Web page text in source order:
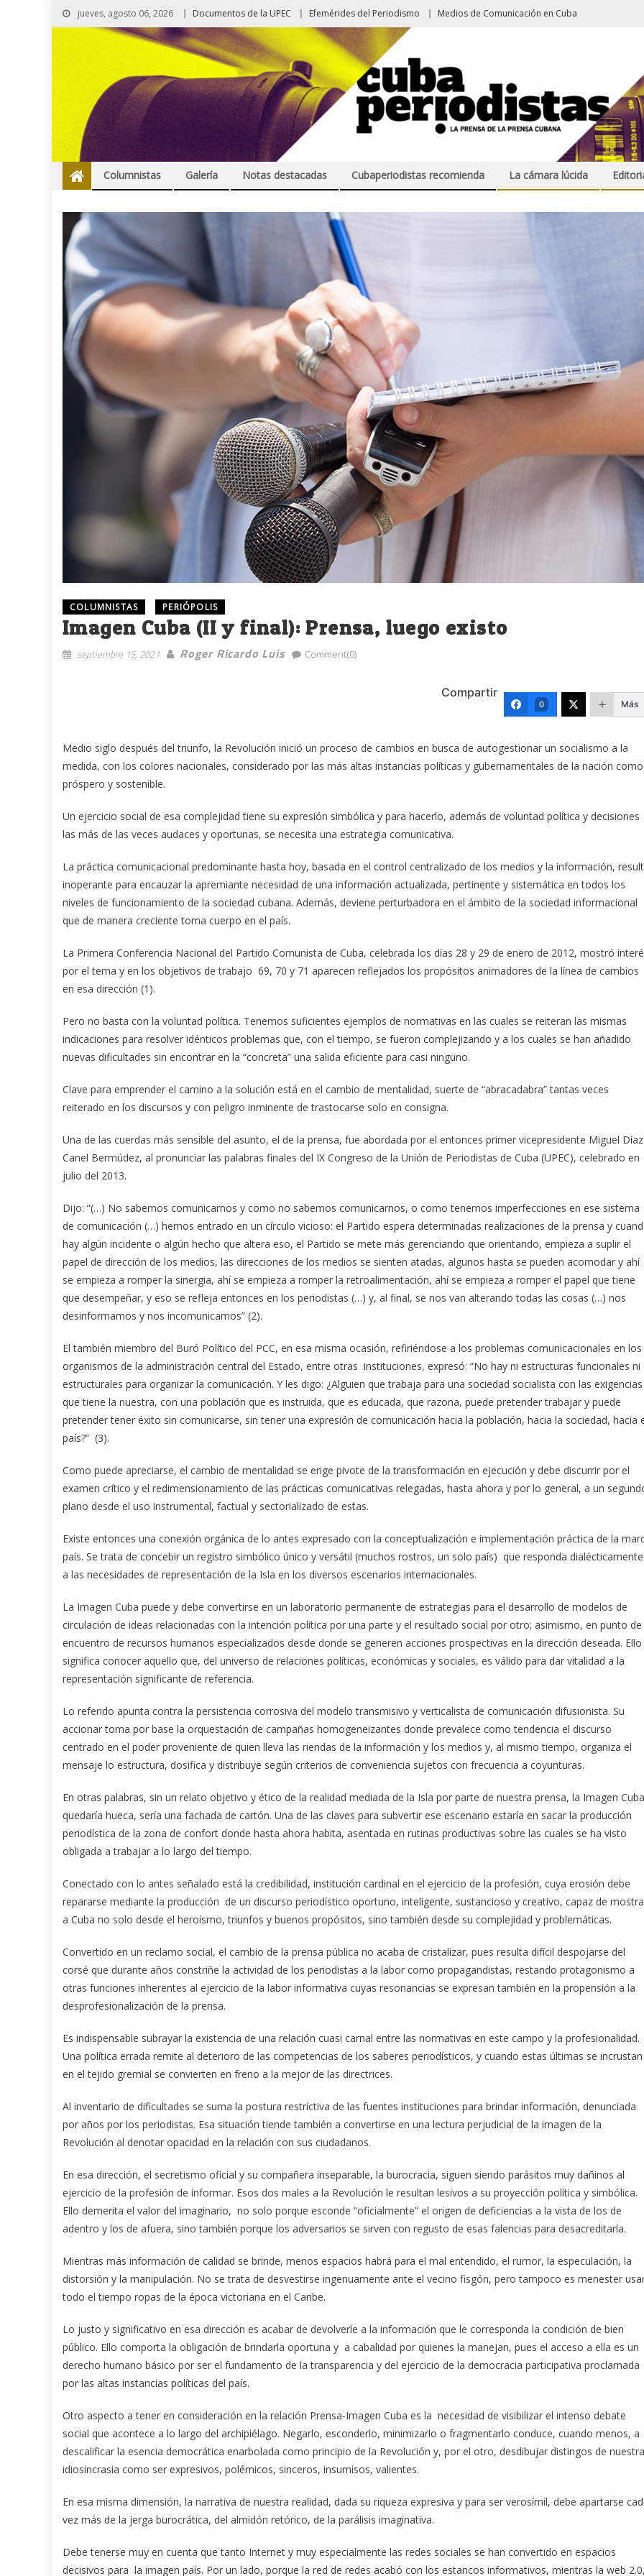
jueves, agosto 06, 2026 Documentos de la UPEC Efemérides del Periodismo Medios de Comunicación en Cuba
Columnistas Galería Notas destacadas Cubaperiodistas recomienda La cámara lúcida
COLUMNISTAS PERIÓPOLIS
Imagen Cuba (II y final): Prensa, luego existo
septiembre 15, 2021 Roger Ricardo Luis Comment(0)
Compartir
0 Más
Medio siglo después del triunfo, la Revolución inició un proceso de cambios en busca de autogestionar un socialismo a la
medida, con los colores nacionales, considerado por las más altas instancias políticas y gubernamentales de la nación como
próspero y sostenible.
Un ejercicio social de esa complejidad tiene su expresión simbólica y para hacerlo, además de voluntad política y decisiones
las más de las veces audaces y oportunas, se necesita una estrategia comunicativa.
La práctica comunicacional predominante hasta hoy, basada en el control centralizado de los medios y la información,
inoperante para encauzar la apremiante necesidad de una información actualizada, pertinente y sistemática en todos los
niveles de funcionamiento de la sociedad cubana. Además, deviene perturbadora en el ámbito de la sociedad informacional
que de manera creciente toma cuerpo en el país.
La Primera Conferencia Nacional del Partido Comunista de Cuba, celebrada los días 28 y 29 de enero de 2012, mostró
por el tema y en los objetivos de trabajo 69, 70 y 71 aparecen reflejados los propósitos animadores de la línea de cambios
en esa dirección (1).
Pero no basta con la voluntad política. Tenemos suficientes ejemplos de normativas en las cuales se reiteran las mismas
indicaciones para resolver idénticos problemas que, con el tiempo, se fueron complejizando y a los cuales se han añadido
nuevas dificultades sin encontrar en la “concreta” una salida eficiente para casi ninguno.
Clave para emprender el camino a la solución está en el cambio de mentalidad, suerte de “abracadabra” tantas veces
reiterado en los discursos y con peligro inminente de trastocarse solo en consigna.
Una de las cuerdas más sensible del asunto, el de la prensa, fue abordada por el entonces primer vicepresidente Miguel
Canel Bermúdez, al pronunciar las palabras finales del IX Congreso de la Unión de Periodistas de Cuba (UPEC), celebrado en
julio del 2013.
Dijo: “(…) No sabemos comunicarnos y como no sabemos comunicarnos, o como tenemos imperfecciones en ese sistema
de comunicación (…) hemos entrado en un círculo vicioso: el Partido espera determinadas realizaciones de la prensa y
hay algún incidente o algún hecho que altera eso, el Partido se mete más gerenciando que orientando, empieza a suplir el
papel de dirección de los medios, las direcciones de los medios se sienten atadas, algunos hasta se pueden acomodar y ahí
se empieza a romper la sinergia, ahí se empieza a romper la retroalimentación, ahí se empieza a romper el papel que tiene
que desempeñar, y eso se refleja entonces en los periodistas (…) y, al final, se nos van alterando todas las cosas (…) nos
desinformamos y nos incomunicamos” (2).
El también miembro del Buró Político del PCC, en esa misma ocasión, refiriéndose a los problemas comunicacionales en los
organismos de la administración central del Estado, entre otras instituciones, expresó: “No hay ni estructuras funcionales ni
estructurales para organizar la comunicación. Y les digo: ¿Alguien que trabaja para una sociedad socialista con las exigencias
que tiene la nuestra, con una población que es instruida, que es educada, que razona, puede pretender trabajar y puede
pretender tener éxito sin comunicarse, sin tener una expresión de comunicación hacia la población, hacia la sociedad, hacia
país?” (3).
Como puede apreciarse, el cambio de mentalidad se erige pivote de la transformación en ejecución y debe discurrir por el
examen crítico y el redimensionamiento de las prácticas comunicativas relegadas, hasta ahora y por lo general, a un
plano desde el uso instrumental, factual y sectorializado de estas.
Existe entonces una conexión orgánica de lo antes expresado con la conceptualización e implementación práctica de la
país. Se trata de concebir un registro simbólico único y versátil (muchos rostros, un solo país) que responda dialécticamente
a las necesidades de representación de la Isla en los diversos escenarios internacionales.
La Imagen Cuba puede y debe convertirse en un laboratorio permanente de estrategias para el desarrollo de modelos de
circulación de ideas relacionadas con la intención política por una parte y el resultado social por otro; asimismo, en punto de
encuentro de recursos humanos especializados desde donde se generen acciones prospectivas en la dirección deseada. Ello
significa conocer aquello que, del universo de relaciones políticas, económicas y sociales, es válido para dar vitalidad a la
representación significante de referencia.
Lo referido apunta contra la persistencia corrosiva del modelo transmisivo y verticalista de comunicación difusionista. Su
accionar toma por base la orquestación de campañas homogeneizantes donde prevalece como tendencia el discurso
centrado en el poder proveniente de quien lleva las riendas de la información y los medios y, al mismo tiempo, organiza el
mensaje lo estructura, dosifica y distribuye según criterios de conveniencia sujetos con frecuencia a coyunturas.
En otras palabras, sin un relato objetivo y ético de la realidad mediada de la Isla por parte de nuestra prensa, la Imagen Cuba
quedaría hueca, sería una fachada de cartón. Una de las claves para subvertir ese escenario estaría en sacar la producción
periodística de la zona de confort donde hasta ahora habita, asentada en rutinas productivas sobre las cuales se ha visto
obligada a trabajar a lo largo del tiempo.
Conectado con lo antes señalado está la credibilidad, institución cardinal en el ejercicio de la profesión, cuya erosión debe
repararse mediante la producción de un discurso periodístico oportuno, inteligente, sustancioso y creativo, capaz de
a Cuba no solo desde el heroísmo, triunfos y buenos propósitos, sino también desde su complejidad y problemáticas.
Convertido en un reclamo social, el cambio de la prensa pública no acaba de cristalizar, pues resulta difícil despojarse del
corsé que durante años constriñe la actividad de los periodistas a la labor como propagandistas, restando protagonismo a
otras funciones inherentes al ejercicio de la labor informativa cuyas resonancias se expresan también en la propensión a la
desprofesionalización de la prensa.
Es indispensable subrayar la existencia de una relación cuasi carnal entre las normativas en este campo y la profesionalidad.
Una política errada remite al deterioro de las competencias de los saberes periodísticos, y cuando estas últimas se incrustan
en el tejido gremial se convierten en freno a la mejor de las directrices.
Al inventario de dificultades se suma la postura restrictiva de las fuentes instituciones para brindar información, denunciada
por años por los periodistas. Esa situación tiende también a convertirse en una lectura perjudicial de la imagen de la
Revolución al denotar opacidad en la relación con sus ciudadanos.
En esa dirección, el secretismo oficial y su compañera inseparable, la burocracia, siguen siendo parásitos muy dañinos al
ejercicio de la profesión de informar. Esos dos males a la Revolución le resultan lesivos a su proyección política y simbólica.
Ello demerita el valor del imaginario, no solo porque esconde “oficialmente” el origen de deficiencias a la vista de los de
adentro y los de afuera, sino también porque los adversarios se sirven con regusto de esas falencias para desacreditarla.
Mientras más información de calidad se brinde, menos espacios habrá para el mal entendido, el rumor, la especulación, la
distorsión y la manipulación. No se trata de desvestirse ingenuamente ante el vecino fisgón, pero tampoco es menester
todo el tiempo ropas de la época victoriana en el Caribe.
Lo justo y significativo en esa dirección es acabar de devolverle a la información que le corresponda la condición de bien
público. Ello comporta la obligación de brindarla oportuna y a cabalidad por quienes la manejan, pues el acceso a ella es un
derecho humano básico por ser el fundamento de la transparencia y del ejercicio de la democracia participativa proclamada
por las altas instancias políticas del país.
Otro aspecto a tener en consideración en la relación Prensa-Imagen Cuba es la necesidad de visibilizar el intenso debate
social que acontece a lo largo del archipiélago. Negarlo, esconderlo, minimizarlo o fragmentarlo conduce, cuando menos, a
descalificar la esencia democrática enarbolada como principio de la Revolución y, por el otro, desdibujar distingos de nuestra
idiosincrasia como ser expresivos, polémicos, sinceros, insumisos, valientes.
En esa misma dimensión, la narrativa de nuestra realidad, dada su riqueza expresiva y para ser verosímil, debe apartarse
vez más de la jerga burocrática, del almidón retórico, de la parálisis imaginativa.
Debe tenerse muy en cuenta que tanto Internet y muy especialmente las redes sociales se han convertido en espacios
decisivos para la imagen país. Por un lado, porque la red de redes acabó con los estancos informativos, mientras la web